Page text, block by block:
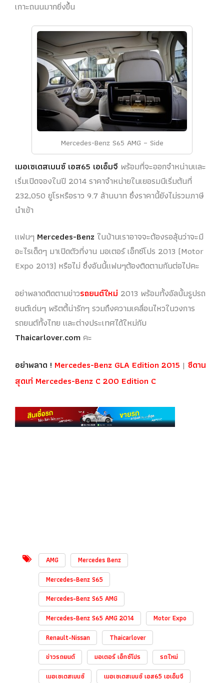
เกาะถนนมากยิ่งขึ้น
Mercedes-Benz S65 AMG – Side
เมอเซเดสเบนซ์ เอส65 เอเอ็มจี พร้อมที่จะออกจำหน่าบและ
เริ่มเปิดจองในปี 2014 ราคาจำหน่ายในเยอรมนีเริ่มต้นที่
232,050 ยูโรหรือราว 9.7 ล้านบาท ซึ่งราคานี้ยังไม่รวมภาษี
นำเข้า
แฟนๆ Mercedes-Benz ในบ้านเราอาจจะต้องรอลุ้นว่าจะมี
อะไรเด็ดๆ มาเปิดตัวที่งาน มอเตอร์ เอ็กซ์โปร 2013 (Motor
Expo 2013) หรือไม่ ซึ่งอันนี้แฟนๆต้องติดตามกันต่อไปคะ
อย่าพลาดติดตามข่าวรถยนต์ใหม่ 2013 พร้อมทั้งอัลบั้มรูปรถ
ยนต์เด่นๆ พริตตี้น่ารักๆ รวมถึงความเคลื่อนไหวในวงการ
รถยนต์ทั้งไทย และต่างประเทศได้ใหม่กับ
Thaicarlover.comคะ
อย่าพลาด ! Mercedes-Benz GLA Edition 2015 | ซีดาน
สุดเท่ Mercedes-Benz C 200 Edition C
AMG
Mercedes Benz
Mercedes-Benz S65
Mercedes-Benz S65 AMG
Mercedes-Benz S65 AMG 2014
Motor Expo
Renault-Nissan
Thaicarlover
ข่าวรถยนต์
มอเตอร์ เอ็กซ์โปร
รถใหม่
เมอเซเดสเบนซ์
เมอเซเดสเบนซ์ เอส65 เอเอ็มจี